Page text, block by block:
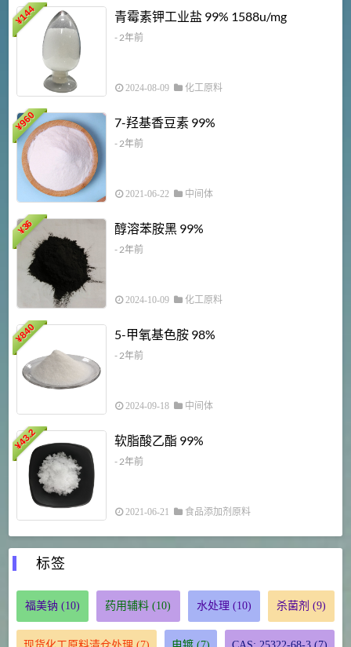
¥
144 青霉素钾工业盐 99% 1588u/mg
- 2年前
2024-08-09 化工原料
¥
960 7-羟基香豆素 99%
- 2年前
2021-06-22 中间体
¥
36 醇溶苯胺黑 99%
- 2年前
2024-10-09 化工原料
¥
840 5-甲氧基色胺 98%
- 2年前
2024-09-18 中间体
¥
43.2 软脂酸乙酯 99%
- 2年前
2021-06-21 食品添加剂原料
标签
福美钠 (10) 药用辅料 (10) 水处理 (10) 杀菌剂 (9)